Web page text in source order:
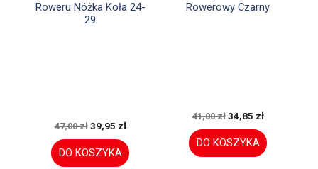
Roweru Nóżka Koła 24-
29
47,00 zł 39,95 zł
DO KOSZYKA
Rowerowy Czarny
41,00 zł 34,85 zł
DO KOSZYKA